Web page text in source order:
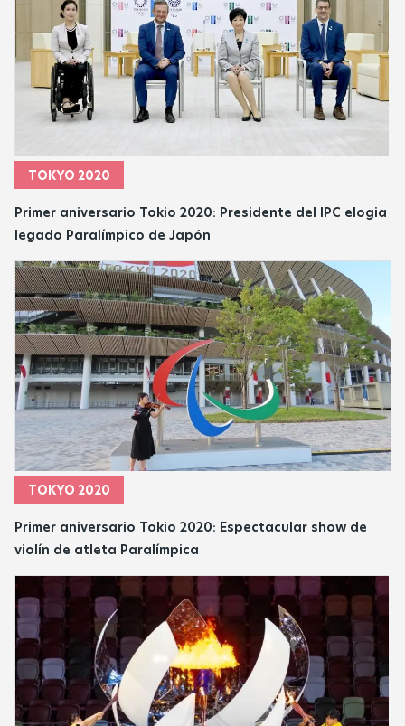
TOKYO 2020
Primer aniversario Tokio 2020: Presidente del IPC elogia
legado Paralímpico de Japón
TOKYO 2020
Primer aniversario Tokio 2020: Espectacular show de
violín de atleta Paralímpica